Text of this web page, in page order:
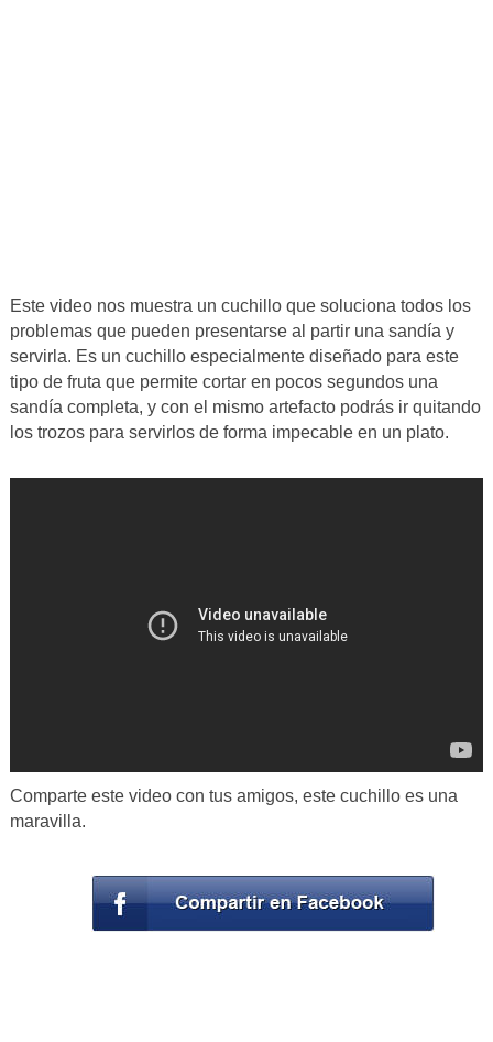
Este video nos muestra un cuchillo que soluciona todos los
problemas que pueden presentarse al partir una sandía y
servirla. Es un cuchillo especialmente diseñado para este
tipo de fruta que permite cortar en pocos segundos una
sandía completa, y con el mismo artefacto podrás ir quitando
los trozos para servirlos de forma impecable en un plato.
Comparte este video con tus amigos, este cuchillo es una
maravilla.